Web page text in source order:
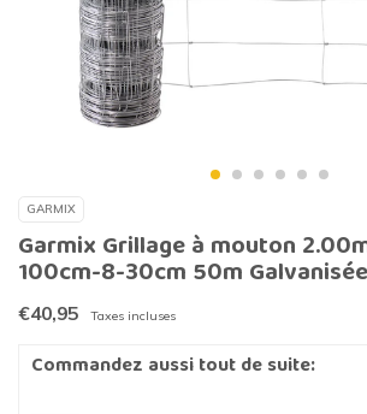
GARMIX
Garmix Grillage à mouton
100cm-8-30cm 50m Galvanisée
€40,95 Taxes incluses
Commandez aussi tout de suite: